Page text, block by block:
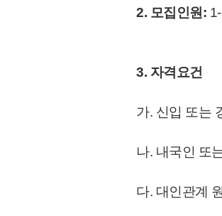
2. 모집인원:
3. 자격요건
가. 신입 또는
나. 내국인 또
다. 대인관계